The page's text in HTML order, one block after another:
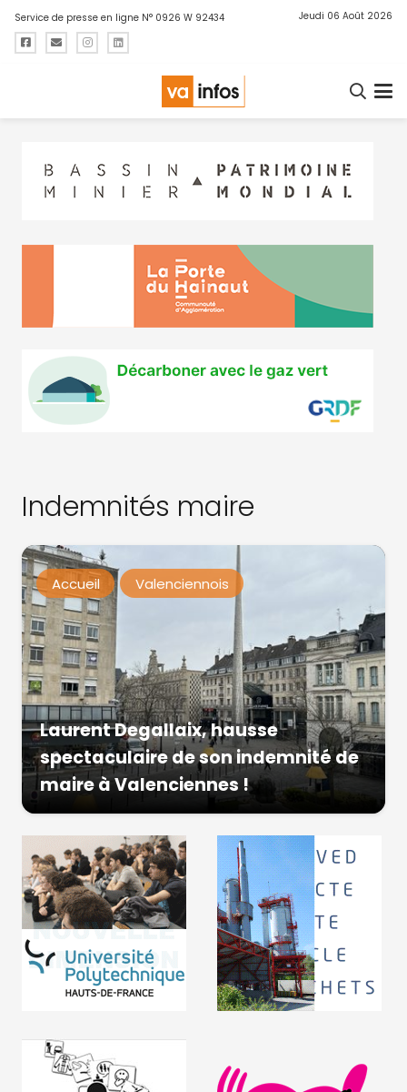
Service de presse en ligne N° 0926 W 92434 Jeudi 06 Août 2026
Indemnités maire
Accueil Valenciennois
Laurent Degallaix, hausse
spectaculaire de son indemnité de
maire à Valenciennes !